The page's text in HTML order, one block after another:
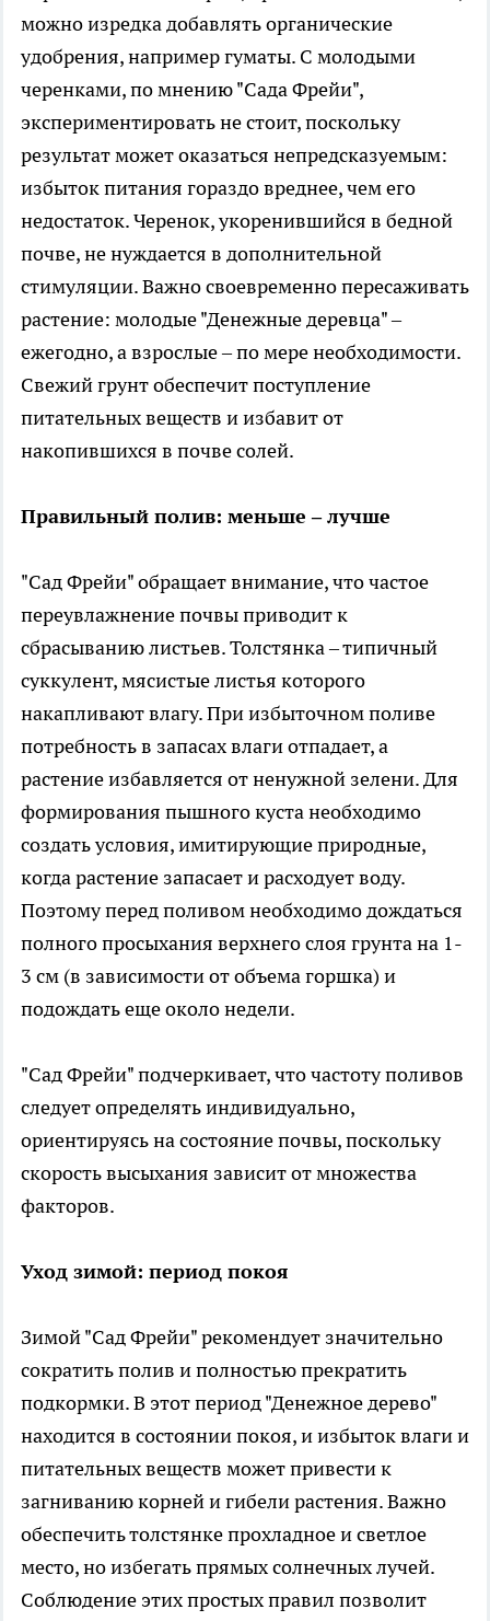
можно изредка добавлять органические
удобрения, например гуматы. С молодыми
черенками, по мнению "Сада Фрейи",
экспериментировать не стоит, поскольку
результат может оказаться непредсказуемым:
избыток питания гораздо вреднее, чем его
недостаток. Черенок, укоренившийся в бедной
почве, не нуждается в дополнительной
стимуляции. Важно своевременно пересаживать
растение: молодые "Денежные деревца" –
ежегодно, а взрослые – по мере необходимости.
Свежий грунт обеспечит поступление
питательных веществ и избавит от
накопившихся в почве солей.
Правильный полив: меньше – лучше
"Сад Фрейи" обращает внимание, что частое
переувлажнение почвы приводит к
сбрасыванию листьев. Толстянка – типичный
суккулент, мясистые листья которого
накапливают влагу. При избыточном поливе
потребность в запасах влаги отпадает, а
растение избавляется от ненужной зелени. Для
формирования пышного куста необходимо
создать условия, имитирующие природные,
когда растение запасает и расходует воду.
Поэтому перед поливом необходимо дождаться
полного просыхания верхнего слоя грунта на 1-
3 см (в зависимости от объема горшка) и
подождать еще около недели.
"Сад Фрейи" подчеркивает, что частоту поливов
следует определять индивидуально,
ориентируясь на состояние почвы, поскольку
скорость высыхания зависит от множества
факторов.
Уход зимой: период покоя
Зимой "Сад Фрейи" рекомендует значительно
сократить полив и полностью прекратить
подкормки. В этот период "Денежное дерево"
находится в состоянии покоя, и избыток влаги и
питательных веществ может привести к
загниванию корней и гибели растения. Важно
обеспечить толстянке прохладное и светлое
место, но избегать прямых солнечных лучей.
Соблюдение этих простых правил позволит